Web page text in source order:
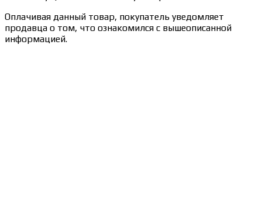
Оплачивая данный товар, покупатель уведомляет
продавца о том, что ознакомился с вышеописанной
информацией.